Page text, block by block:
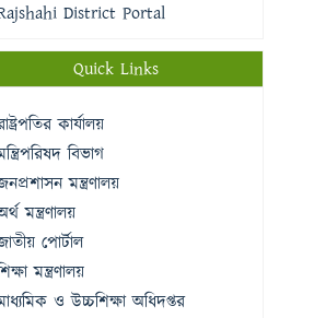
District Portal
Quick Links
কার্যালয়
বিভাগ
মন্ত্রণালয়
মন্ত্রণালয়
পোর্টাল
মন্ত্রণালয়
ও উচ্চশিক্ষা অধিদপ্তর